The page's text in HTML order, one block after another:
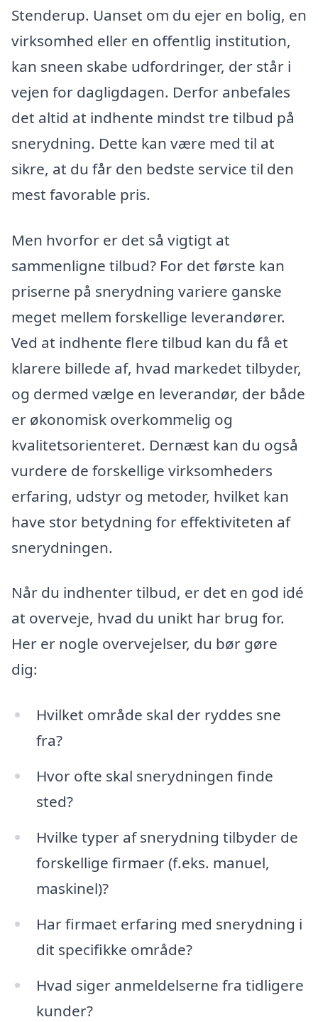
Stenderup. Uanset om du ejer en bolig, en
virksomhed eller en offentlig institution,
kan sneen skabe udfordringer, der står i
vejen for dagligdagen. Derfor anbefales
det altid at indhente mindst tre tilbud på
snerydning. Dette kan være med til at
sikre, at du får den bedste service til den
mest favorable pris.
Men hvorfor er det så vigtigt at
sammenligne tilbud? For det første kan
priserne på snerydning variere ganske
meget mellem forskellige leverandører.
Ved at indhente flere tilbud kan du få et
klarere billede af, hvad markedet tilbyder,
og dermed vælge en leverandør, der både
er økonomisk overkommelig og
kvalitetsorienteret. Dernæst kan du også
vurdere de forskellige virksomheders
erfaring, udstyr og metoder, hvilket kan
have stor betydning for effektiviteten af
snerydningen.
Når du indhenter tilbud, er det en god idé
at overveje, hvad du unikt har brug for.
Her er nogle overvejelser, du bør gøre
dig:
Hvilket område skal der ryddes sne
fra?
Hvor ofte skal snerydningen finde
sted?
Hvilke typer af snerydning tilbyder de
forskellige firmaer (f.eks. manuel,
maskinel)?
Har firmaet erfaring med snerydning i
dit specifikke område?
Hvad siger anmeldelserne fra tidligere
kunder?